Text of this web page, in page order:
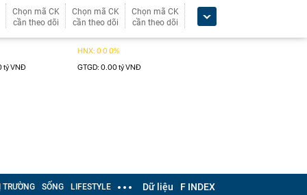
Chọn mã CK
cần theo dõi
Chọn mã CK
cần theo dõi
Chọn mã CK
cần theo dõi
TRƯỜNG SỐNG LIFESTYLE Dữ liệu F INDEX